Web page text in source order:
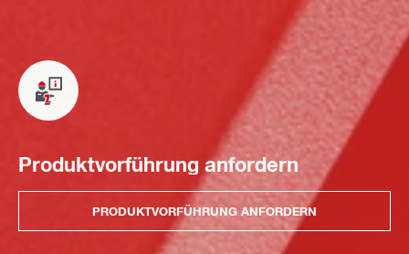
Produktvorführung anfordern
PRODUKTVORFÜHRUNG ANFORDERN